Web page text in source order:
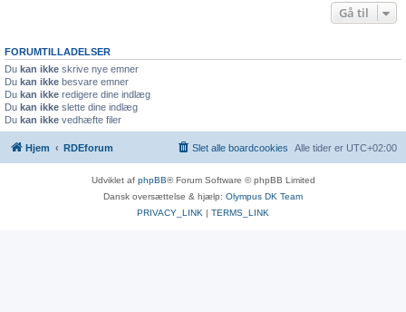
Gå til
FORUMTILLADELSER
Du kan ikke skrive nye emner
Du kan ikke besvare emner
Du kan ikke redigere dine indlæg
Du kan ikke slette dine indlæg
Du kan ikke vedhæfte filer
Hjem RDEforum Alle tider er UTC+02:00
Slet alle boardcookies
Udviklet af phpBB® Forum Software © phpBB Limited
Dansk oversættelse & hjælp: Olympus DK Team
PRIVACY_LINK | TERMS_LINK